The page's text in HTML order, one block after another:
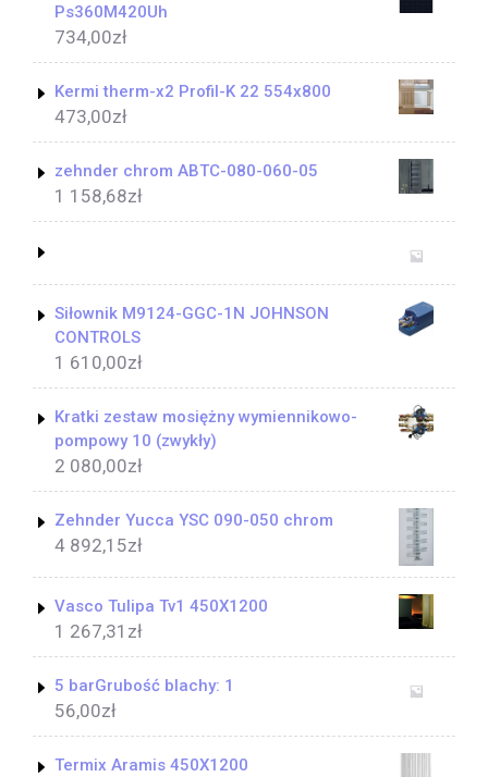
Ps360M420Uh
734,00zł
Kermi therm-x2 Profil-K 22 554x800
473,00zł
zehnder chrom ABTC-080-060-05
1 158,68zł
Siłownik M9124-GGC-1N JOHNSON
CONTROLS
1 610,00zł
Kratki zestaw mosiężny wymiennikowo-
pompowy 10 (zwykły)
2 080,00zł
Zehnder Yucca YSC 090-050 chrom
4 892,15zł
Vasco Tulipa Tv1 450X1200
1 267,31 zł
5 barGrubość blachy: 1
56,00zł
Termix Aramis 450X1200